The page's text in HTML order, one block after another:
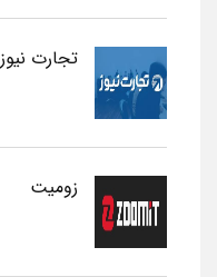
تجارت نیوز
زومیت